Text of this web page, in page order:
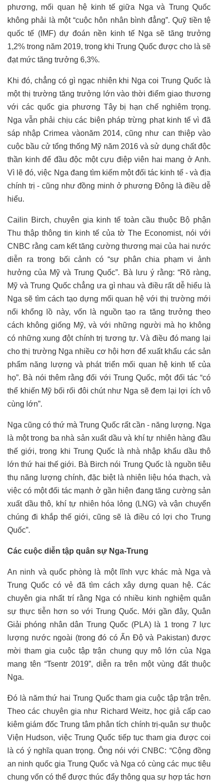
phương, mối quan hệ kinh tế giữa Nga và Trung Quốc
không phải là một “cuộc hôn nhân bình đẳng”. Quỹ tiền tệ
quốc tế (IMF) dự đoán nền kinh tế Nga sẽ tăng trưởng
1,2% trong năm 2019, trong khi Trung Quốc được cho là sẽ
đạt mức tăng trưởng 6,3%.
Khi đó, chẳng có gì ngạc nhiên khi Nga coi Trung Quốc là
một thị trường tăng trưởng lớn vào thời điểm giao thương
với các quốc gia phương Tây bị hạn chế nghiêm trọng.
Nga vẫn phải chịu các biện pháp trừng phạt kinh tế vì đã
sáp nhập Crimea vàonăm 2014, cũng như can thiệp vào
cuộc bầu cử tổng thống Mỹ năm 2016 và sử dụng chất độc
thần kinh để đầu độc một cựu điệp viên hai mang ở Anh.
Vì lẽ đó, việc Nga đang tìm kiếm một đối tác kinh tế - và địa
chính trị - cũng như đồng minh ở phương Đông là điều dễ
hiểu.
Cailin Birch, chuyên gia kinh tế toàn cầu thuộc Bộ phận
Thu thập thông tin kinh tế của tờ The Economist, nói với
CNBC rằng cam kết tăng cường thương mại của hai nước
diễn ra trong bối cảnh có “sự phân chia phạm vi ảnh
hưởng của Mỹ và Trung Quốc”. Bà lưu ý rằng: “Rõ ràng,
Mỹ và Trung Quốc chẳng ưa gì nhau và điều rất dễ hiểu là
Nga sẽ tìm cách tạo dựng mối quan hệ với thị trường mới
nổi khổng lồ này, vốn là nguồn tạo ra tăng trưởng theo
cách không giống Mỹ, và với những người mà họ không
có những xung đột chính trị tương tự. Và điều đó mang lại
cho thị trường Nga nhiều cơ hội hơn để xuất khẩu các sản
phẩm năng lượng và phát triển mối quan hệ kinh tế của
họ”. Bà nói thêm rằng đối với Trung Quốc, một đối tác “có
thể khiến Mỹ bối rối đôi chút như Nga sẽ đem lại lợi ích vô
cùng lớn”.
Nga cũng có thứ mà Trung Quốc rất cần - năng lượng. Nga
là một trong ba nhà sản xuất dầu và khí tự nhiên hàng đầu
thế giới, trong khi Trung Quốc là nhà nhập khẩu dầu thô
lớn thứ hai thế giới. Bà Birch nói Trung Quốc là nguồn tiêu
thụ năng lượng chính, đặc biệt là nhiên liệu hóa thạch, và
việc có một đối tác mạnh ở gần hiện đang tăng cường sản
xuất dầu thô, khí tự nhiên hóa lỏng (LNG) và vận chuyển
chúng đi khắp thế giới, cũng sẽ là điều có lợi cho Trung
Quốc”.
Các cuộc diễn tập quân sự Nga-Trung
An ninh và quốc phòng là một lĩnh vực khác mà Nga và
Trung Quốc có vẻ đã tìm cách xây dựng quan hệ. Các
chuyên gia nhất trí rằng Nga có nhiều kinh nghiệm quân
sự thực tiễn hơn so với Trung Quốc. Mới gần đây, Quân
Giải phóng nhân dân Trung Quốc (PLA) là 1 trong 7 lực
lượng nước ngoài (trong đó có Ấn Độ và Pakistan) được
mời tham gia cuộc tập trận chung quy mô lớn của Nga
mang tên “Tsentr 2019”, diễn ra trên một vùng đất thuộc
Nga.
Đó là năm thứ hai Trung Quốc tham gia cuộc tập trận trên.
Theo các chuyên gia như Richard Weitz, học giả cấp cao
kiêm giám đốc Trung tâm phân tích chính trị-quân sự thuộc
Viện Hudson, việc Trung Quốc tiếp tục tham gia được coi
là có ý nghĩa quan trọng. Ông nói với CNBC: “Cộng đồng
an ninh quốc gia Trung Quốc và Nga có cùng các mục tiêu
chung vốn có thể được thúc đẩy thông qua sự hợp tác hơn